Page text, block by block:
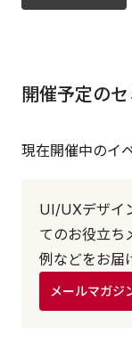
開催予定の
現在開催中のイ
UI/UXデザイ
てのお役立ち
例などをお届
メールマガジ